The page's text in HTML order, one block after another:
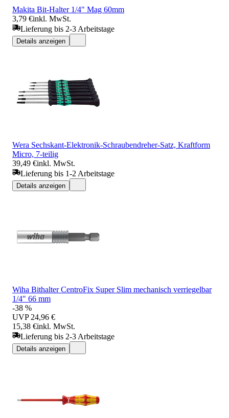
Makita Bit-Halter 1/4" Mag 60mm
3,79 €inkl. MwSt.
Lieferung bis 2-3 Arbeitstage
Details anzeigen
Wera Sechskant-Elektronik-Schraubendreher-Satz, Kraftform
Micro, 7-teilig
39,49 €inkl. MwSt.
Lieferung bis 1-2 Arbeitstage
Details anzeigen
Wiha Bithalter CentroFix Super Slim mechanisch verriegelbar
1/4" 66 mm
-38 %
UVP 24,96 €
15,38 €inkl. MwSt.
Lieferung bis 2-3 Arbeitstage
Details anzeigen